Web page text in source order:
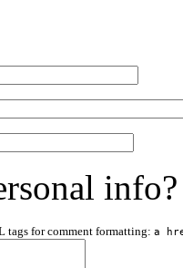
info?
tags for comment formatting: a